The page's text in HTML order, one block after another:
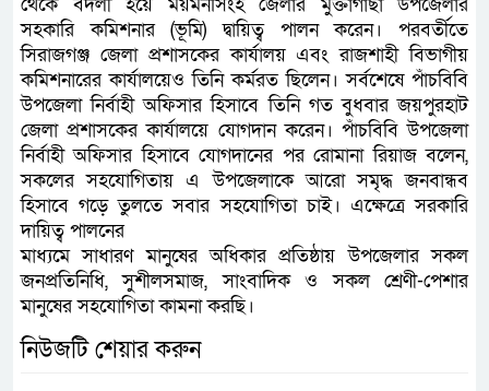
থেকে বদলী হয়ে ময়মনসিংহ জেলার মুক্তাগাছা উপজেলার
সহকারি কমিশনার (ভূমি) দ্বায়িত্ব পালন করেন। পরবর্তীতে
সিরাজগঞ্জ জেলা প্রশাসকের কার্যালয় এবং রাজশাহী বিভাগীয়
কমিশনারের কার্যালয়েও তিনি কর্মরত ছিলেন। সর্বশেষে পাঁচবিবি
উপজেলা নির্বাহী অফিসার হিসাবে তিনি গত বুধবার জয়পুরহাট
জেলা প্রশাসকের কার্যালয়ে যোগদান করেন। পাঁচবিবি উপজেলা
নির্বাহী অফিসার হিসাবে যোগদানের পর রোমানা রিয়াজ বলেন,
সকলের সহযোগিতায় এ উপজেলাকে আরো সমৃদ্ধ জনবান্ধব
হিসাবে গড়ে তুলতে সবার সহযোগিতা চাই। এক্ষেত্রে সরকারি
দায়িত্ব পালনের
মাধ্যমে সাধারণ মানুষের অধিকার প্রতিষ্ঠায় উপজেলার সকল
জনপ্রতিনিধি, সুশীলসমাজ, সাংবাদিক ও সকল শ্রেণী-পেশার
মানুষের সহযোগিতা কামনা করছি।
নিউজটি শেয়ার করুন